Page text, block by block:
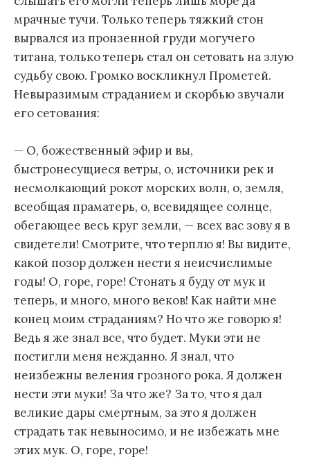
мрачные тучи. Только теперь тяжкий стон
вырвался из пронзенной груди могучего
титана, только теперь стал он сетовать на злую
судьбу свою. Громко воскликнул Прометей.
Невыразимым страданием и скорбью звучали
его сетования:
— О, божественный эфир и вы,
быстронесущиеся ветры, о, источники рек и
несмолкающий рокот морских волн, о, земля,
всеобщая праматерь, о, всевидящее солнце,
обегающее весь круг земли, — всех вас зову я в
свидетели! Смотрите, что терплю я! Вы видите,
какой позор должен нести я неисчислимые
годы! О, горе, горе! Стонать я буду от мук и
теперь, и много, много веков! Как найти мне
конец моим страданиям? Но что же говорю я!
Ведь я же знал все, что будет. Муки эти не
постигли меня нежданно. Я знал, что
неизбежны веления грозного рока. Я должен
нести эти муки! За что же? За то, что я дал
великие дары смертным, за это я должен
страдать так невыносимо, и не избежать мне
этих мук. О, горе, горе!